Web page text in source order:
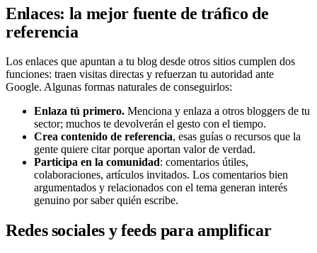
Enlaces: la mejor fuente de tráfico de
referencia
Los enlaces que apuntan a tu blog desde otros sitios cumplen dos
funciones: traen visitas directas y refuerzan tu autoridad ante
Google. Algunas formas naturales de conseguirlos:
Enlaza tú primero. Menciona y enlaza a otros bloggers de tu
sector; muchos te devolverán el gesto con el tiempo.
Crea contenido de referencia, esas guías o recursos que la
gente quiere citar porque aportan valor de verdad.
Participa en la comunidad: comentarios útiles,
colaboraciones, artículos invitados. Los comentarios bien
argumentados y relacionados con el tema generan interés
genuino por saber quién escribe.
Redes sociales y feeds para amplificar